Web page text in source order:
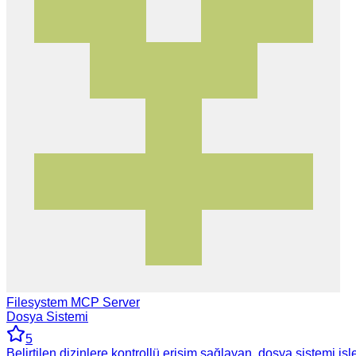
Filesystem MCP Server
Dosya Sistemi
5
Belirtilen dizinlere kontrollü erişim sağlayan, dosya sistemi